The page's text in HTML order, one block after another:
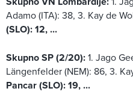
Adamo (ITA): 38, 3. Kay de
(SLO): 12, ...
Skupno SP (2/20):1. Jago
Längenfelder (NEM): 86, 3.
Pancar (SLO): 19, ...